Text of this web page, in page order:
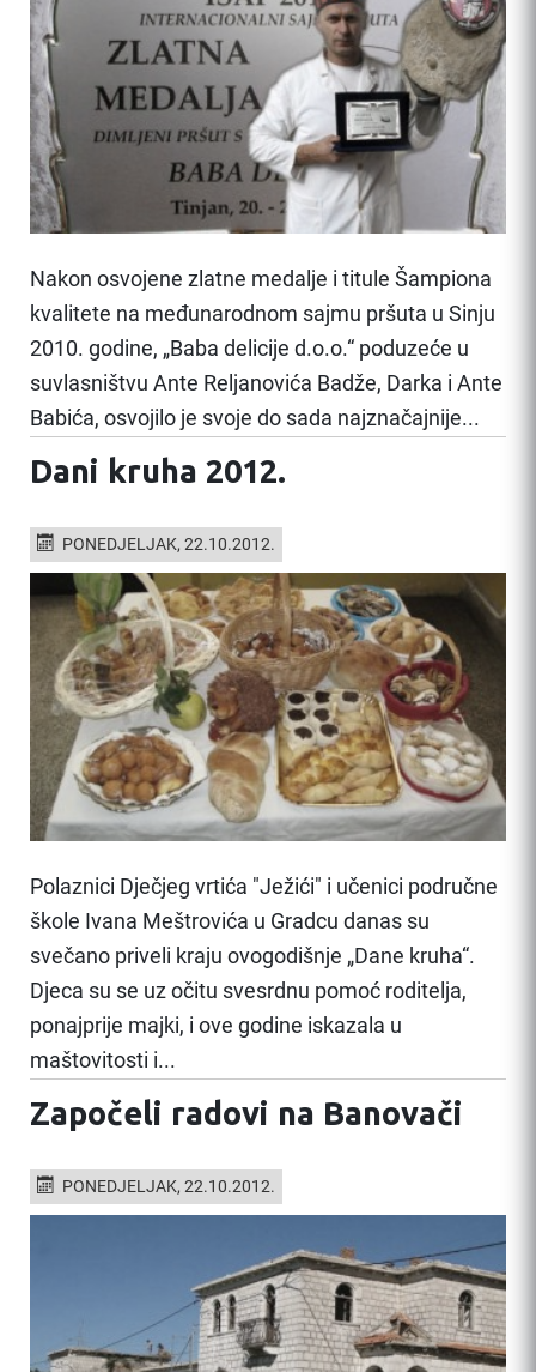
Nakon osvojene zlatne medalje i titule Šampiona
kvalitete na međunarodnom sajmu pršuta u Sinju
2010. godine, „Baba delicije d.o.o.“ poduzeće u
suvlasništvu Ante Reljanovića Badže, Darka i Ante
Babića, osvojilo je svoje do sada najznačajnije...
Dani kruha 2012.
PONEDJELJAK, 22.10.2012.
Polaznici Dječjeg vrtića "Ježići" i učenici područne
škole Ivana Meštrovića u Gradcu danas su
svečano priveli kraju ovogodišnje „Dane kruha“.
Djeca su se uz očitu svesrdnu pomoć roditelja,
ponajprije majki, i ove godine iskazala u
maštovitosti i...
Započeli radovi na Banovači
PONEDJELJAK, 22.10.2012.